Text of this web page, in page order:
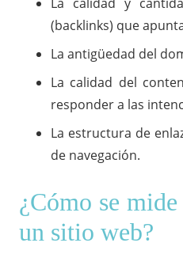
(backlinks) que
La antigüedad del
La calidad del
responder a las
La estructura de
de navegación.
¿Cómo se
un sitio web?